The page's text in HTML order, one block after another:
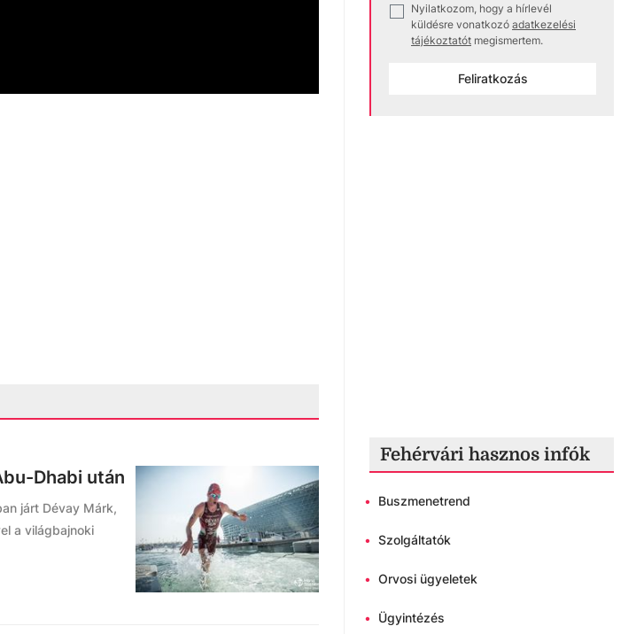
Dhabi után
járt Dévay Márk,
a világbajnoki
Nyilatkozom, hogy a hírlevél
küldésre vonatkozó adatkezelési
tájékoztatót megismertem.
Feliratkozás
Fehérvári hasznos infók
• Buszmenetrend
• Szolgáltatók
• Orvosi ügyeletek
• Ügyintézés